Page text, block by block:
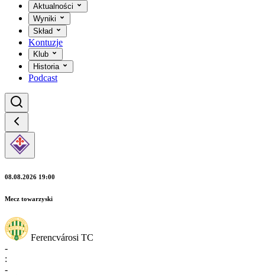
Aktualności
Wyniki
Skład
Kontuzje
Klub
Historia
Podcast
08.08.2026 19:00
Mecz towarzyski
Ferencvárosi TC
-
:
-